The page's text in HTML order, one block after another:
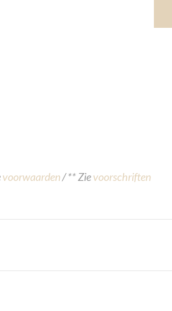
voorwaarden/ ** Zievoorschriften